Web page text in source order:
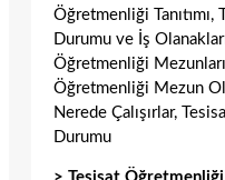
Öğretmenliği
Durumu ve İş
Öğretmenliği
Öğretmenliği Mezun
Nerede Çalışırlar,
Durumu